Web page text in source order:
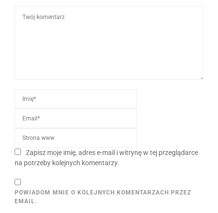
Zapisz moje imię, adres e-mail i witrynę w tej przeglądarce
na potrzeby kolejnych komentarzy.
POWIADOM MNIE O KOLEJNYCH KOMENTARZACH PRZEZ
EMAIL.